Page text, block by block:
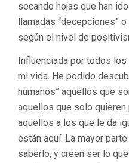
secando hojas que han
llamadas “decepciones”
según el nivel de
Influenciada por todos
mi vida. He podido
humanos” aquellos que
aquellos que solo quieren
aquellos a los que le da
están aquí. La mayor
saberlo, y creen ser lo